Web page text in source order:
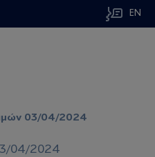
EN
03/04/2024
04/2024